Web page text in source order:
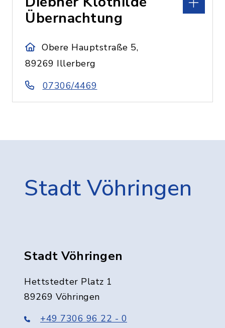
Übernachtung
Obere Hauptstraße 5,
89269 Illerberg
07306/4469
Stadt Vöhringen
Stadt Vöhringen
Hettstedter Platz 1
89269 Vöhringen
+49 7306 96 22 - 0